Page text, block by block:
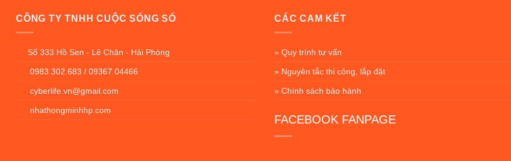
CÔNG TY TNHH CUỘC SỐNG SỐ
Số 333 Hồ Sen - Lê Chân - Hải Phòng
0983.302.683 / 09367.04466
cyberlife.vn@gmail.com
nhathongminhhp.com
CÁC CAM KẾT
» Quy trình tư vấn
» Nguyên tắc thi công, lắp đặt
» Chính sách bảo hành
FACEBOOK FANPAGE